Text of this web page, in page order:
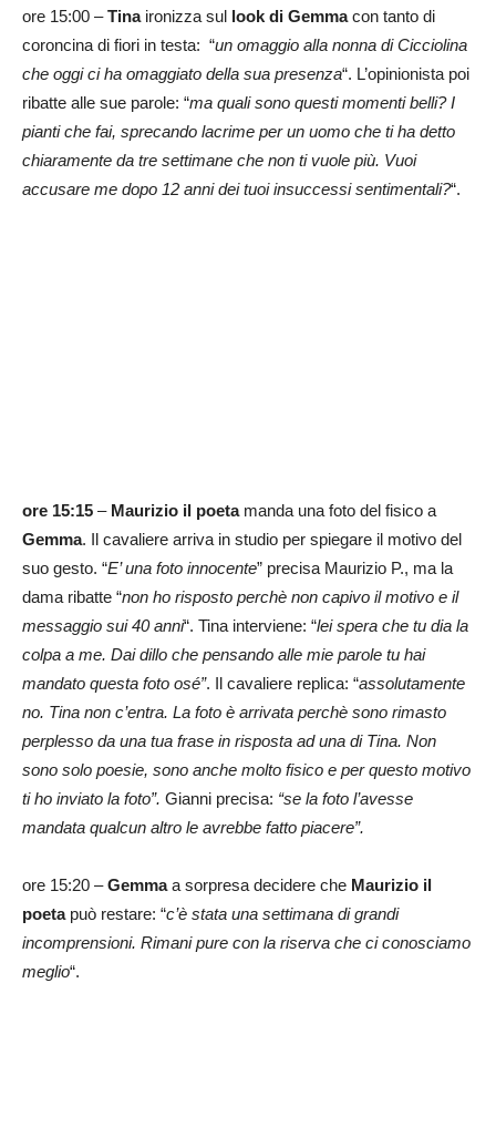
ore 15:00 –Tina ironizza sul look di Gemmacon tanto di
coroncina di fiori in testa: “un omaggio alla nonna di Cicciolina
che oggi ci ha omaggiato della sua presenza“. L’opinionista poi
ribatte alle sue parole: “ma quali sono questi momenti belli? I
pianti che fai, sprecando lacrime per un uomo che ti ha detto
chiaramente da tre settimane che non ti vuole più. Vuoi
accusare me dopo 12 anni dei tuoi insuccessi sentimentali?“.
ore 15:15 –Maurizio il poetamanda una foto del fisico a
Gemma. Il cavaliere arriva in studio per spiegare il motivo del
suo gesto. “E’ una foto innocente” precisa Maurizio P., ma la
dama ribatte “non ho risposto perchè non capivo il motivo e il
messaggio sui 40 anni“. Tina interviene: “lei spera che tu dia la
colpa a me. Dai dillo che pensando alle mie parole tu hai
mandato questa foto osé”. Il cavaliere replica: “assolutamente
no. Tina non c’entra. La foto è arrivata perchè sono rimasto
perplesso da una tua frase in risposta ad una di Tina. Non
sono solo poesie, sono anche molto fisico e per questo motivo
ti ho inviato la foto”. Gianni precisa: “se la foto l’avesse
mandata qualcun altro le avrebbe fatto piacere”.
ore 15:20 –Gemmaa sorpresa decidere che Maurizio il
poetapuò restare: “c’è stata una settimana di grandi
incomprensioni. Rimani pure con la riserva che ci conosciamo
meglio“.